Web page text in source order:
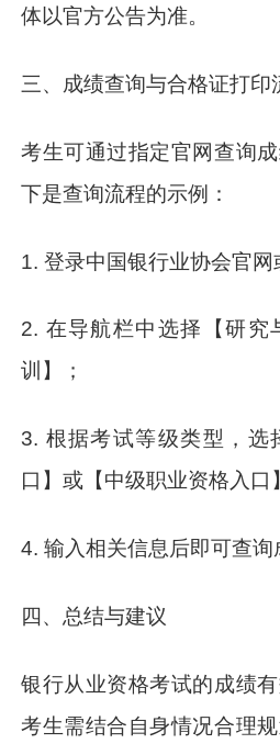
体以官方公告为准。
三、成绩查询与合格证打印
考生可通过指定官网查询
下是查询流程的示例：
1. 登录中国银行业协会官网
2. 在导航栏中选择【研
训】；
3. 根据考试等级类型，选
口】或【中级职业资格入口
4. 输入相关信息后即可查询
四、总结与建议
银行从业资格考试的成绩
考生需结合自身情况合理